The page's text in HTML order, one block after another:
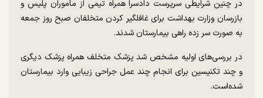
در چنین شرایطی سرپرست دادسرا همراه تیمی از مأموران پلیس و
بازرسان وزارت بهداشت برای غافلگیر کردن متخلفان صبح روز جمعه
به صورت سر زده راهی بیمارستان شدند.
در بررسی‌های اولیه مشخص شد پزشک متخلف همراه پزشک دیگری
و چند تکنیسین برای انجام چند عمل جراحی زیبایی وارد بیمارستان
شده‌است.